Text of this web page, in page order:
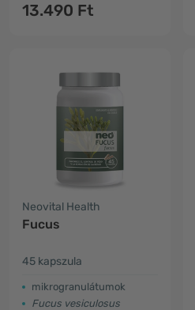
13.490 Ft
Neovital Health
Fucus
45 kapszula
mikrogranulátumok
Fucus vesiculosus